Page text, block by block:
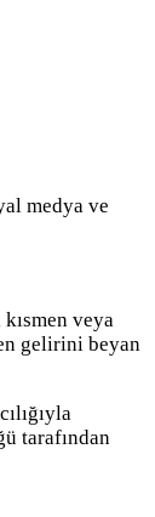
medya ve
veya
gelirini beyan
tarafından